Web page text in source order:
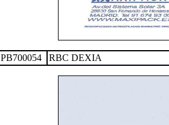
PB700054 RBC DEXIA